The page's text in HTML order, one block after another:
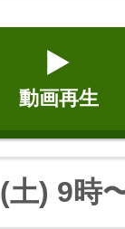
動画再生